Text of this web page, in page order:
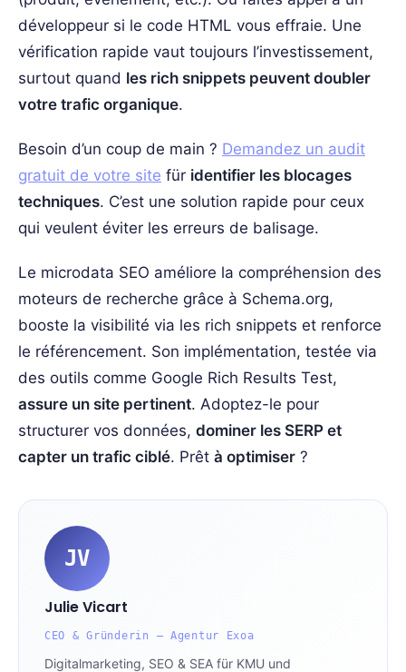
développeur si le code HTML vous effraie. Une
vérification rapide vaut toujours l’investissement,
surtout quand les rich snippets peuvent doubler
votre trafic organique.
Besoin d’un coup de main ? Demandez un audit
gratuit de votre site für identifier les blocages
techniques. C’est une solution rapide pour ceux
qui veulent éviter les erreurs de balisage.
Le microdata SEO améliore la compréhension des
moteurs de recherche grâce à Schema.org,
booste la visibilité via les rich snippets et renforce
le référencement. Son implémentation, testée via
des outils comme Google Rich Results Test,
assure un site pertinent. Adoptez-le pour
structurer vos données, dominer les SERP et
capter un trafic ciblé. Prêt à optimiser ?
JV
Julie Vicart
CEO & Gründerin — Agentur Exoa
Digitalmarketing, SEO & SEA für KMU und